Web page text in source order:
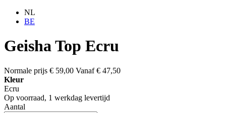
NL
BE
Geisha Top Ecru
Normale prijs € 59,00 Vanaf € 47,50
Kleur
Ecru
Op voorraad, 1 werkdag levertijd
Aantal